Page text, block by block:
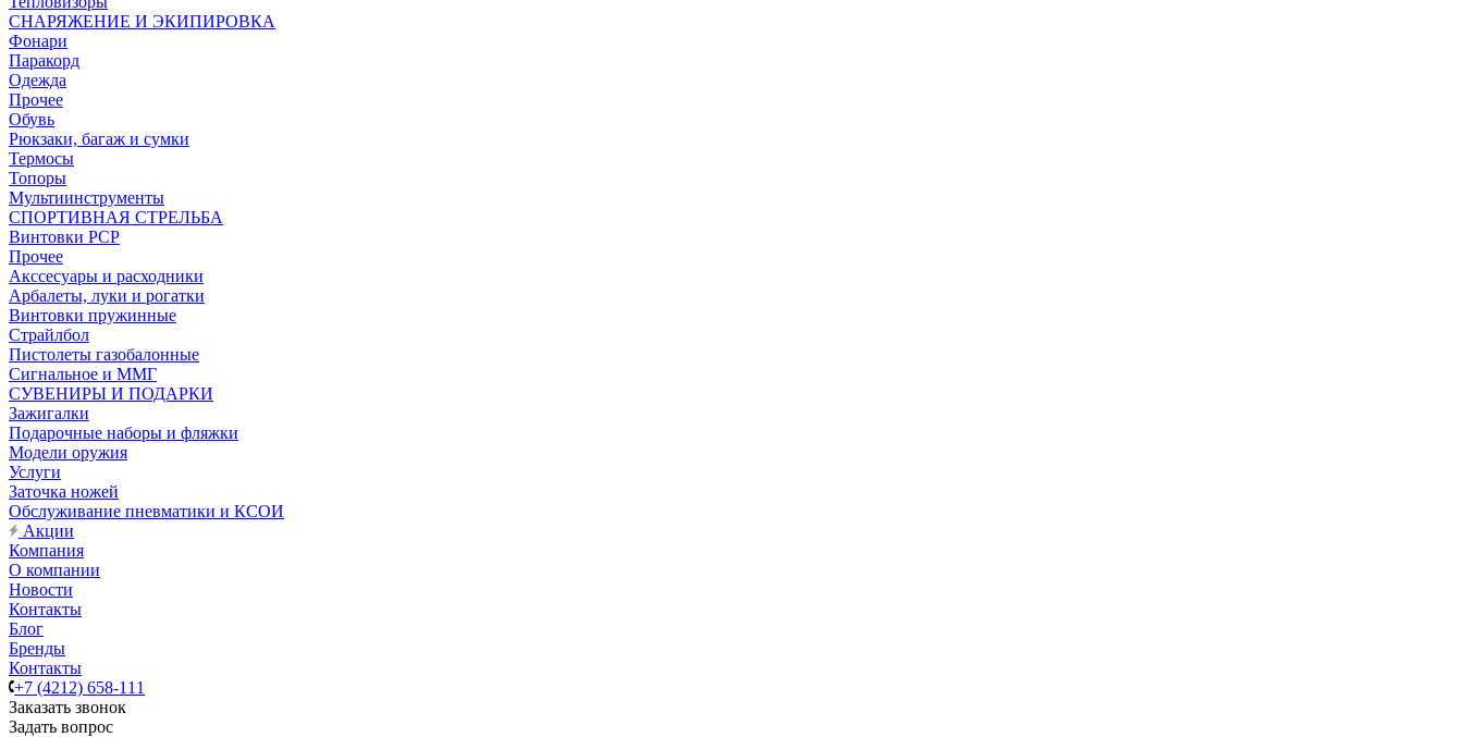
СНАРЯЖЕНИЕ И ЭКИПИРОВКА
Фонари
Паракорд
Одежда
Прочее
Обувь
Рюкзаки, багаж и сумки
Термосы
Топоры
Мультиинструменты
СПОРТИВНАЯ СТРЕЛЬБА
Винтовки PCP
Прочее
Акссесуары и расходники
Арбалеты, луки и рогатки
Винтовки пружинные
Страйлбол
Пистолеты газобалонные
Сигнальное и ММГ
СУВЕНИРЫ И ПОДАРКИ
Зажигалки
Подарочные наборы и фляжки
Модели оружия
Услуги
Заточка ножей
Обслуживание пневматики и КСОИ
Акции
Компания
О компании
Новости
Контакты
Блог
Бренды
Контакты
+7 (4212) 658-111
Заказать звонок
Задать вопрос